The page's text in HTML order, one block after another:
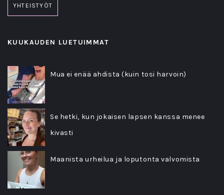
YHTEISTYÖT
KUUKAUDEN LUETUIMMAT
Mua ei enää ahdista (kuin tosi harvoin)
Se hetki, kun jokaisen lapsen kanssa menee
kivasti
Maanista urheilua ja loputonta valvomista